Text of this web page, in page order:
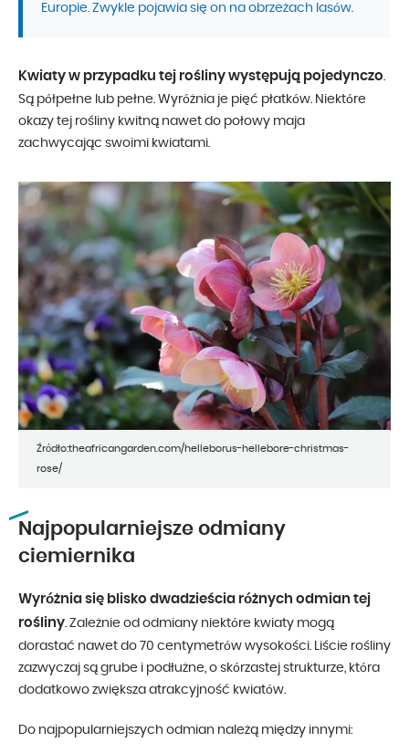
Europie. Zwykle pojawia się on na obrzeżach lasów.
Kwiaty w przypadku tej rośliny występują pojedynczo.
Są półpełne lub pełne. Wyróżnia je pięć płatków. Niektóre
okazy tej rośliny kwitną nawet do połowy maja
zachwycając swoimi kwiatami.
Źródło:theafricangarden.com/helleborus-hellebore-christmas-
rose/
Najpopularniejsze odmiany
ciemiernika
Wyróżnia się blisko dwadzieścia różnych odmian tej
rośliny . Zależnie od odmiany niektóre kwiaty mogą
dorastać nawet do 70 centymetrów wysokości. Liście rośliny
zazwyczaj są grube i podłużne, o skórzastej strukturze, która
dodatkowo zwiększa atrakcyjność kwiatów.
Do najpopularniejszych odmian należą między innymi: